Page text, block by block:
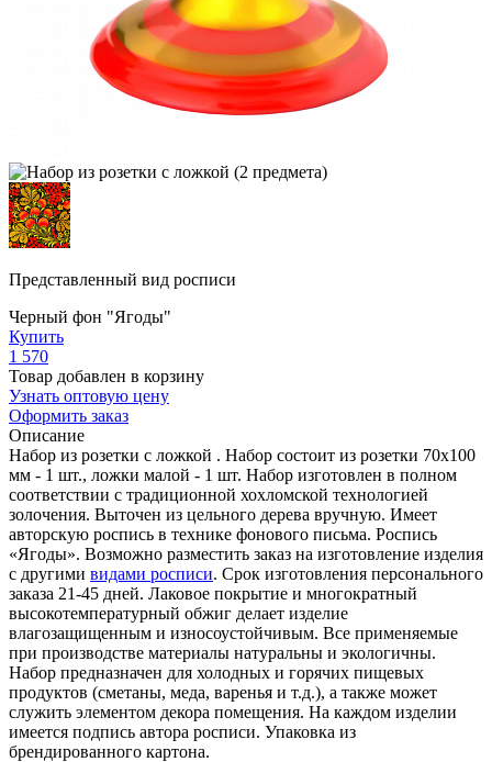
Представленный вид росписи
Черный фон "Ягоды"
Купить
1 570
Товар добавлен в корзину
Узнать оптовую цену
Оформить заказ
Описание
Набор из розетки с ложкой . Набор состоит из розетки 70х100
мм - 1 шт., ложки малой - 1 шт. Набор изготовлен в полном
соответствии с традиционной хохломской технологией
золочения. Выточен из цельного дерева вручную. Имеет
авторскую роспись в технике фонового письма. Роспись
«Ягоды». Возможно разместить заказ на изготовление изделия
с другими видами росписи. Срок изготовления персонального
заказа 21-45 дней. Лаковое покрытие и многократный
высокотемпературный обжиг делает изделие
влагозащищенным и износоустойчивым. Все применяемые
при производстве материалы натуральны и экологичны.
Набор предназначен для холодных и горячих пищевых
продуктов (сметаны, меда, варенья и т.д.), а также может
служить элементом декора помещения. На каждом изделии
имеется подпись автора росписи. Упаковка из
брендированного картона.